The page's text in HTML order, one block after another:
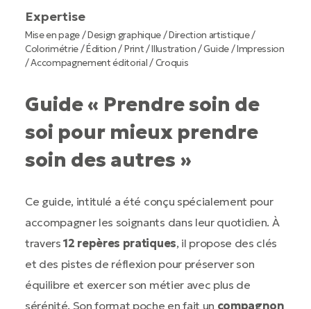
Expertise
Mise en page / Design graphique / Direction artistique /
Colorimétrie / Édition / Print / Illustration / Guide / Impression
/ Accompagnement éditorial / Croquis
Guide « Prendre soin de
soi pour mieux prendre
soin des autres »
Ce guide, intitulé a été conçu spécialement pour
accompagner les soignants dans leur quotidien. À
travers12 repères pratiques, il propose des clés
et des pistes de réflexion pour préserver son
équilibre et exercer son métier avec plus de
sérénité. Son format poche en fait un compagnon